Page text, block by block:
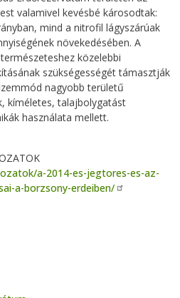
valamivel kevésbé károsodtak:
mind a nitrofil lágyszárúak
növekedésében. A
közelebbi
szükségességét támasztják
nagyobb területű
kíméletes, talajbolygatást
használata mellett.
a-2014-es-jegtores-es-az-
a-borzsony-erdeiben/